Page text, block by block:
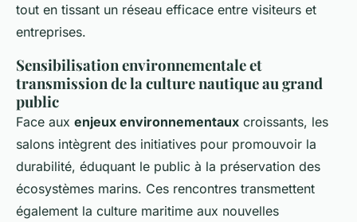
tout en tissant un réseau efficace entre visiteurs et
entreprises.
Sensibilisation environnementale et
transmission de la culture nautique au grand
public
Face aux enjeux environnementaux croissants, les
salons intègrent des initiatives pour promouvoir la
durabilité, éduquant le public à la préservation des
écosystèmes marins. Ces rencontres transmettent
également la culture maritime aux nouvelles